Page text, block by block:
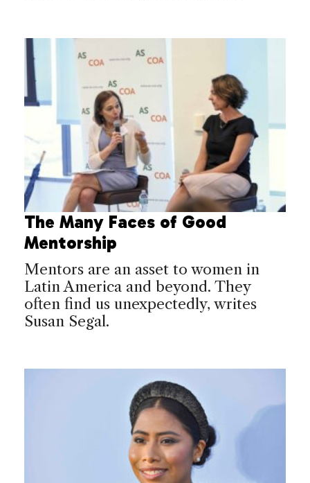
The Many Faces of Good
Mentorship
Mentors are an asset to women in
Latin America and beyond. They
often find us unexpectedly, writes
Susan Segal.